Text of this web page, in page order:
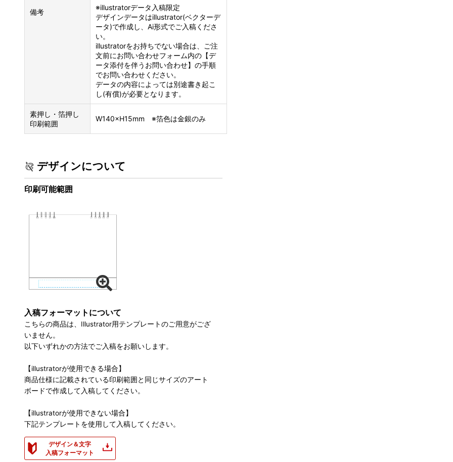
備考
※illustratorデータ入稿限定
デザインデータはillustrator(ベクターデ
ータ)で作成し、Ai形式でご入稿くださ
い。
illustratorをお持ちでない場合は、ご注
文前にお問い合わせフォーム内の【デ
ータ添付を伴うお問い合わせ】の手順
でお問い合わせください。
データの内容によっては別途書き起こ
し(有償)が必要となります。
素押し・箔押し
印刷範囲
W140×H15mm ※箔色は金銀のみ
デザインについて
印刷可能範囲
入稿フォーマットについて
こちらの商品は、Illustrator用テンプレートのご用意がござ
いません。
以下いずれかの方法でご入稿をお願いします。
【illustratorが使用できる場合】
商品仕様に記載されている印刷範囲と同じサイズのアート
ボードで作成して入稿してください。
【illustratorが使用できない場合】
下記テンプレートを使用して入稿してください。
デザイン＆文字
入稿フォーマット